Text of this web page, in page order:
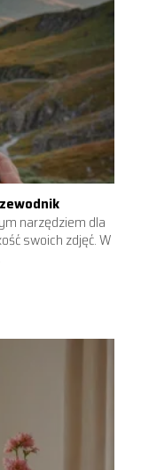
narzędziem dla
swoich zdjęć. W